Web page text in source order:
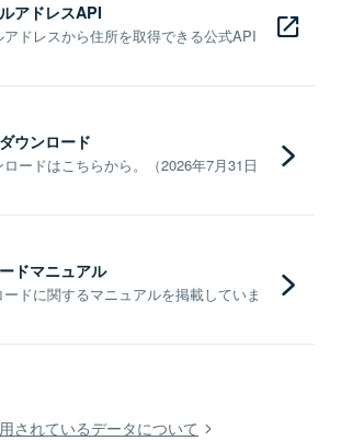
アドレスAPI
ドレスから住所を取得できる公式API
ウンロード
ードはこちらから。（2026年7月31日
ドマニュアル
ドに関するマニュアルを掲載していま
されているデータについて